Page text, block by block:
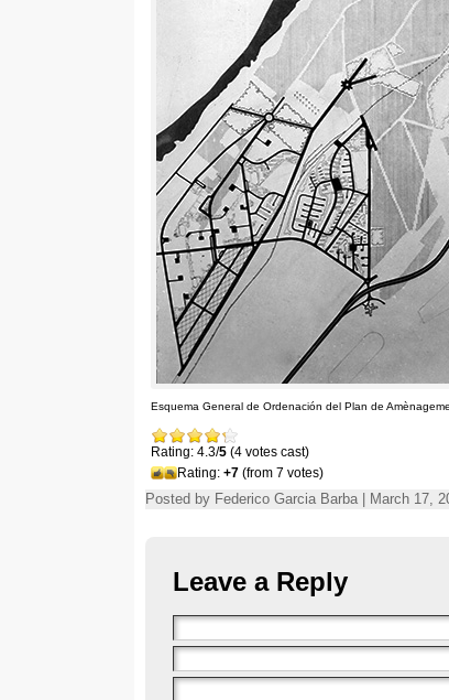
Esquema General de Ordenación del Plan de
Rating: 4.3/5 (4 votes cast)
Rating: +7 (from 7 votes)
Posted by Federico Garcia Barba | March 17,
Leave a Reply